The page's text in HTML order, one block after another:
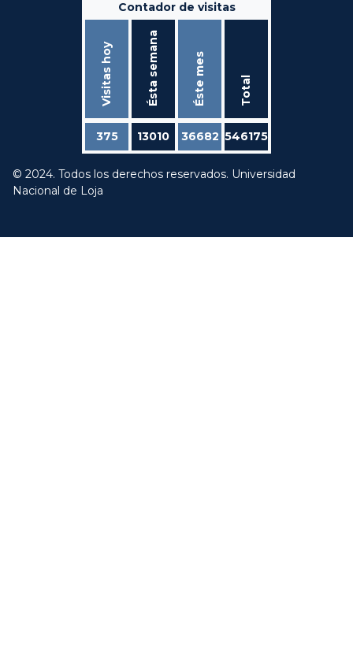
Contador de visitas
Visitas hoy Ésta semana Éste mes Total
375 13010 36682 546175
© 2024. Todos los derechos reservados. Universidad
Nacional de Loja